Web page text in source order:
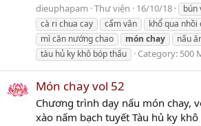
dieuphapam Thư viện 16/10/18
bún
cà ri chua cay
cẩm vân
khổ qua nhồi
mì căn nướng chao
món chay nấu
tàu hủ ky khô bóp thấu
Category: 500
Món chay vol 52
Chương trình dạy nấu món chay,
xào nấm bạch tuyết Tàu hủ ky